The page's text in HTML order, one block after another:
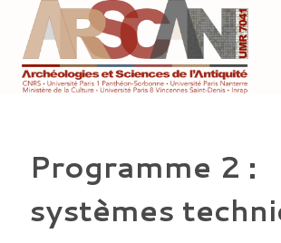
contenu
Programme 2 :
systèmes